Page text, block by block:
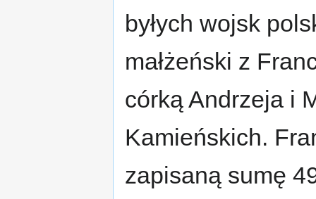
byłych wojsk
małżeński z
córką Andrzeja i
Kamieńskich.
zapisaną sumę